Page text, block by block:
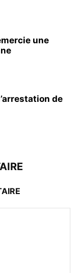
une
de